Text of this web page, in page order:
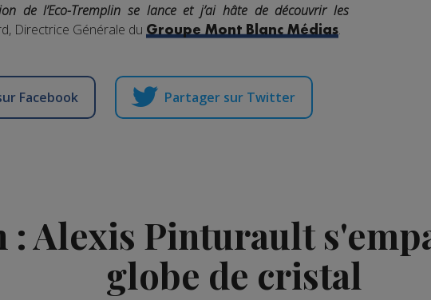
de l’Eco-Tremplin se lance et j’ai hâte de découvrir les
Directrice Générale du Groupe Mont Blanc Médias.
Facebook Partager sur Twitter
: Alexis Pinturault
globe de cristal